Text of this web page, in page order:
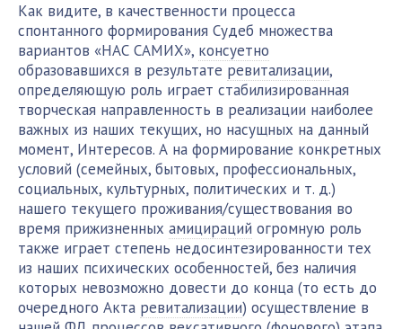
Как видите, в качественности процесса
спонтанного формирования Судеб множества
вариантов «НАС САМИХ», консуетно
образовавшихся в результате ревитализации,
определяющую роль играет стабилизированная
творческая направленность в реализации наиболее
важных из наших текущих, но насущных на данный
момент, Интересов. А на формирование конкретных
условий (семейных, бытовых, профессиональных,
социальных, культурных, политических и т. д.)
нашего текущего проживания/существования во
время прижизненных амицираций огромную роль
также играет степень недосинтезированности тех
из наших психических особенностей, без наличия
которых невозможно довести до конца (то есть до
очередного Акта ревитализации) осуществление в